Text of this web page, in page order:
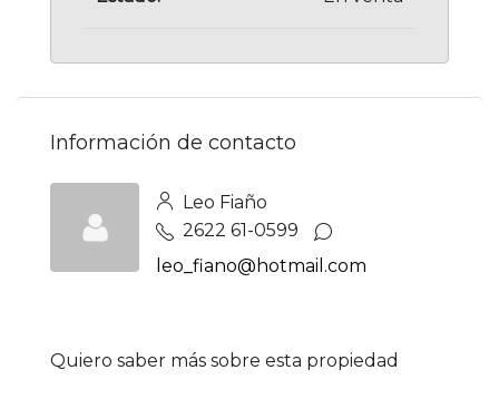
Información de contacto
Leo Fiaño
2622 61-0599
leo_fiano@hotmail.com
Quiero saber más sobre esta propiedad